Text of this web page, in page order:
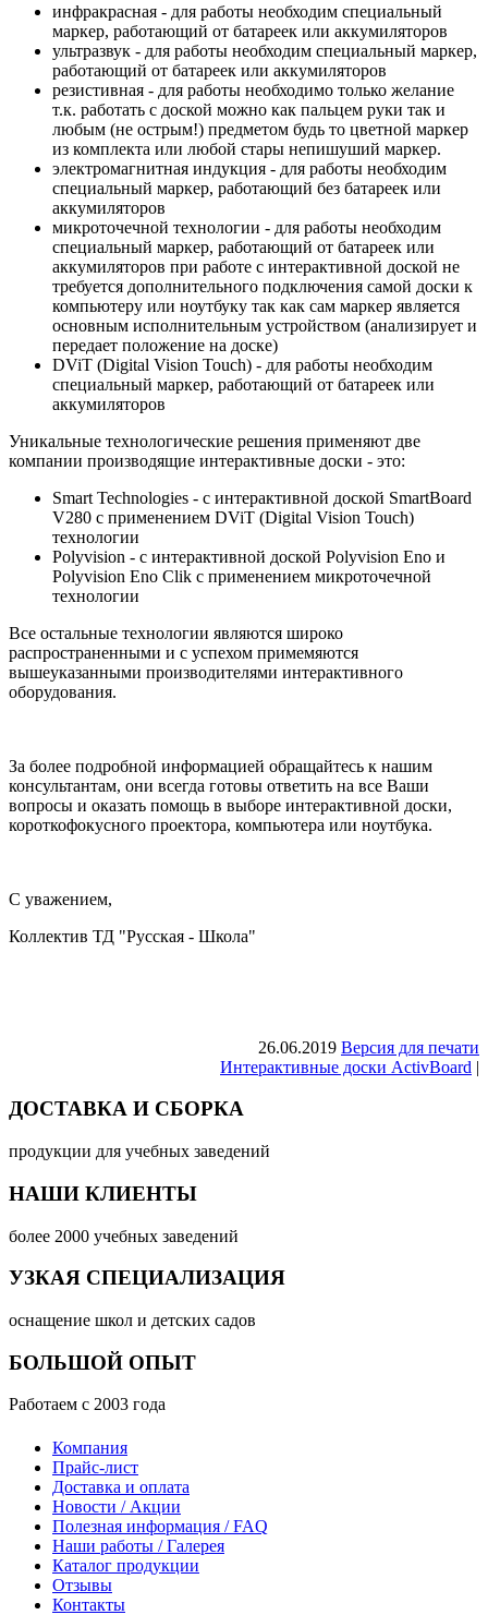
инфракрасная - для работы необходим специальный
маркер, работающий от батареек или аккумиляторов
ультразвук - для работы необходим специальный маркер,
работающий от батареек или аккумиляторов
резистивная - для работы необходимо только желание
т.к. работать с доской можно как пальцем руки так и
любым (не острым!) предметом будь то цветной маркер
из комплекта или любой стары непишуший маркер.
электромагнитная индукция - для работы необходим
специальный маркер, работающий без батареек или
аккумиляторов
микроточечной технологии - для работы необходим
специальный маркер, работающий от батареек или
аккумиляторов при работе с интерактивной доской не
требуется дополнительного подключения самой доски к
компьютеру или ноутбуку так как сам маркер является
основным исполнительным устройством (анализирует и
передает положение на доске)
DViT (Digital Vision Touch) - для работы необходим
специальный маркер, работающий от батареек или
аккумиляторов
Уникальные технологические решения применяют две
компании производящие интерактивные доски - это:
Smart Technologies - с интерактивной доской SmartBoard
V280 с применением DViT (Digital Vision Touch)
технологии
Polyvision - с интерактивной доской Polyvision Eno и
Polyvision Eno Clik с применением микроточечной
технологии
Все остальные технологии являются широко
распространенными и с успехом примемяются
вышеуказанными производителями интерактивного
оборудования.
За более подробной информацией обращайтесь к нашим
консультантам, они всегда готовы ответить на все Ваши
вопросы и оказать помощь в выборе интерактивной доски,
короткофокусного проектора, компьютера или ноутбука.
С уважением,
Коллектив ТД "Русская - Школа"
26.06.2019 Версия для печати
Интерактивные доски ActivBoard |
ДОСТАВКА И СБОРКА
продукции для учебных заведений
НАШИ КЛИЕНТЫ
более 2000 учебных заведений
УЗКАЯ СПЕЦИАЛИЗАЦИЯ
оснащение школ и детских садов
БОЛЬШОЙ ОПЫТ
Работаем с 2003 года
Компания
Прайс-лист
Доставка и оплата
Новости / Акции
Полезная информация / FAQ
Наши работы / Галерея
Каталог продукции
Отзывы
Контакты